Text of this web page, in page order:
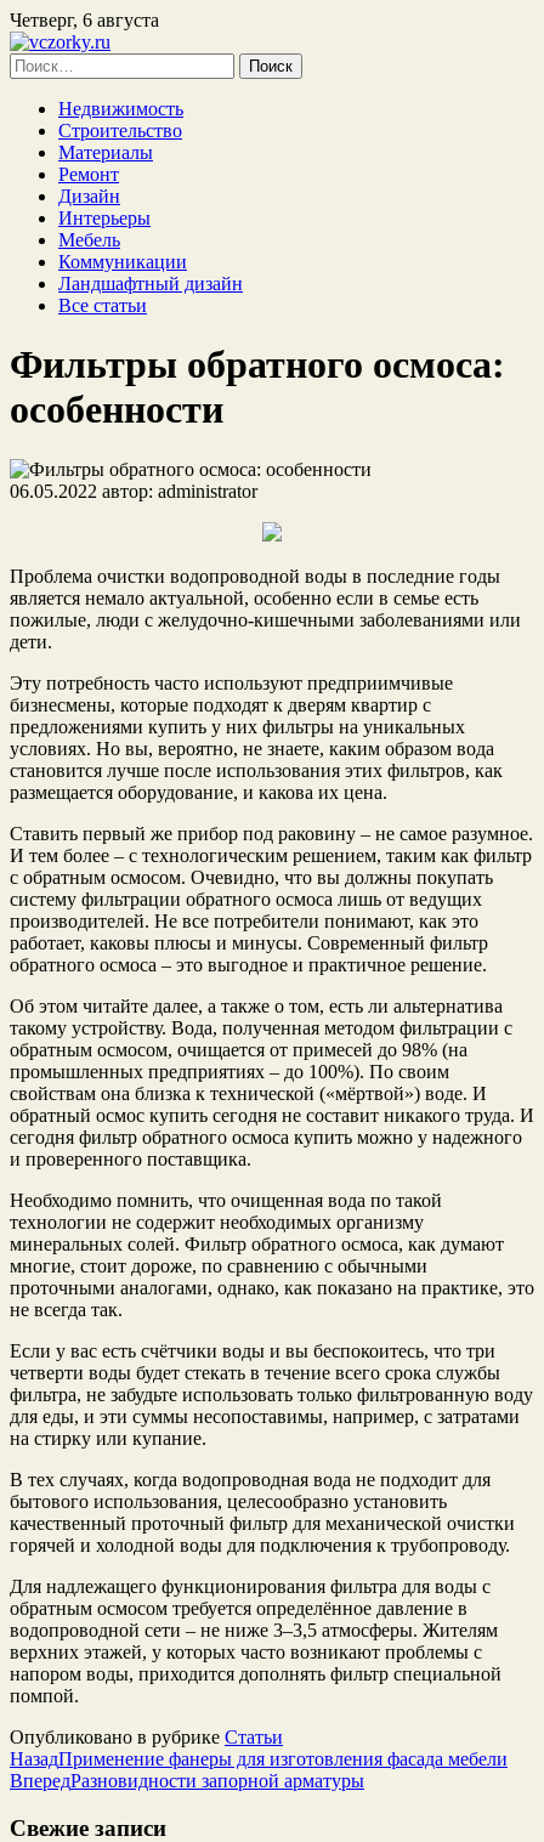
Четверг, 6 августа
Найти:
Недвижимость
Строительство
Материалы
Ремонт
Дизайн
Интерьеры
Мебель
Коммуникации
Ландшафтный дизайн
Все статьи
Фильтры обратного осмоса:
особенности
06.05.2022 автор: administrator
Проблема очистки водопроводной воды в последние годы
является немало актуальной, особенно если в семье есть
пожилые, люди с желудочно-кишечными заболеваниями или
дети.
Эту потребность часто используют предприимчивые
бизнесмены, которые подходят к дверям квартир с
предложениями купить у них фильтры на уникальных
условиях. Но вы, вероятно, не знаете, каким образом вода
становится лучше после использования этих фильтров, как
размещается оборудование, и какова их цена.
Ставить первый же прибор под раковину – не самое разумное.
И тем более – с технологическим решением, таким как фильтр
с обратным осмосом. Очевидно, что вы должны покупать
систему фильтрации обратного осмоса лишь от ведущих
производителей. Не все потребители понимают, как это
работает, каковы плюсы и минусы. Современный фильтр
обратного осмоса – это выгодное и практичное решение.
Об этом читайте далее, а также о том, есть ли альтернатива
такому устройству. Вода, полученная методом фильтрации с
обратным осмосом, очищается от примесей до 98% (на
промышленных предприятиях – до 100%). По своим
свойствам она близка к технической («мёртвой») воде. И
обратный осмос купить сегодня не составит никакого труда. И
сегодня фильтр обратного осмоса купить можно у надежного
и проверенного поставщика.
Необходимо помнить, что очищенная вода по такой
технологии не содержит необходимых организму
минеральных солей. Фильтр обратного осмоса, как думают
многие, стоит дороже, по сравнению с обычными
проточными аналогами, однако, как показано на практике, это
не всегда так.
Если у вас есть счётчики воды и вы беспокоитесь, что три
четверти воды будет стекать в течение всего срока службы
фильтра, не забудьте использовать только фильтрованную воду
для еды, и эти суммы несопоставимы, например, с затратами
на стирку или купание.
В тех случаях, когда водопроводная вода не подходит для
бытового использования, целесообразно установить
качественный проточный фильтр для механической очистки
горячей и холодной воды для подключения к трубопроводу.
Для надлежащего функционирования фильтра для воды с
обратным осмосом требуется определённое давление в
водопроводной сети – не ниже 3–3,5 атмосферы. Жителям
верхних этажей, у которых часто возникают проблемы с
напором воды, приходится дополнять фильтр специальной
помпой.
Опубликовано в рубрике Статьи
НазадПрименение фанеры для изготовления фасада мебели
ВпередРазновидности запорной арматуры
Свежие записи